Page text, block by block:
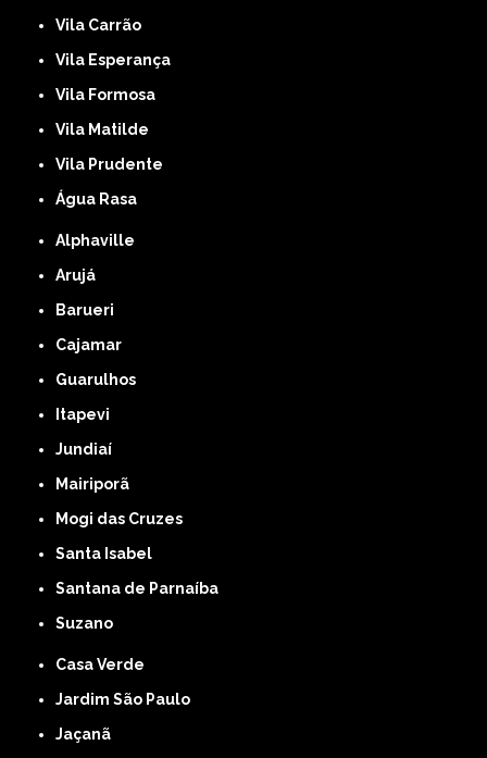
Vila Carrão
Vila Esperança
Vila Formosa
Vila Matilde
Vila Prudente
Água Rasa
Alphaville
Arujá
Barueri
Cajamar
Guarulhos
Itapevi
Jundiaí
Mairiporã
Mogi das Cruzes
Santa Isabel
Santana de Parnaíba
Suzano
Casa Verde
Jardim São Paulo
Jaçanã